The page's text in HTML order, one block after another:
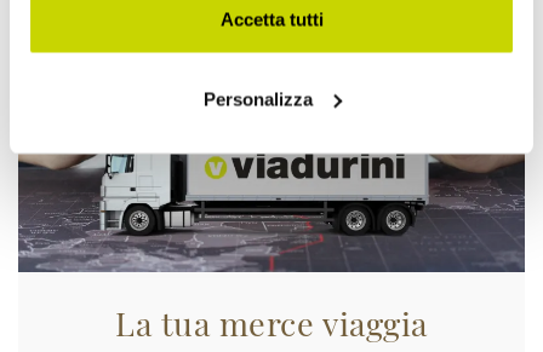
Accetta tutti
Personalizza
La tua merce viaggia